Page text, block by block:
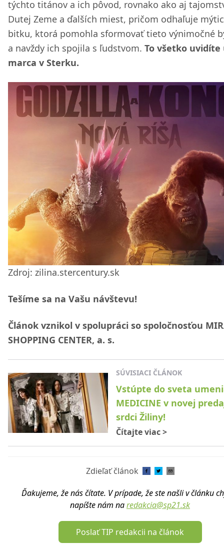
týchto titánov a ich pôvod, rovnako ako aj
Dutej Zeme a ďalších miest, pričom odhaľuje
bitku, ktorá pomohla sformovať tieto výnimočné
a navždy ich spojila s ľudstvom. To všetko uvidíte
marca v Sterku.
Zdroj: zilina.stercentury.sk
Tešíme sa na Vašu návštevu!
Článok vznikol v spolupráci so spoločnosťou
SHOPPING CENTER, a. s.
SÚVISIACI ČLÁNOK
Vstúpte do sveta
MEDICINE v novej
srdci Žiliny!
Čítajte viac>
Zdieľať článok
Ďakujeme, že nás čítate. V prípade, že ste našli v článku
napíšte nám naredakcia@sp21.sk
Poslať TIP redakcii na článok